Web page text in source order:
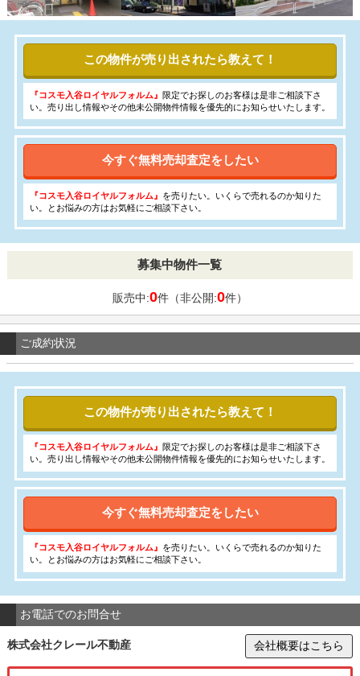
この物件が売り出されたら教えて！
『コスモ入谷ロイヤルフォルム』 限定でお探しのお客様は是非ご相談下さ
い。売り出し情報やその他未公開物件情報を優先的にお知らせいたします。
今すぐ無料売却査定をしたい
『コスモ入谷ロイヤルフォルム』 を売りたい。いくらで売れるのか知りた
い。とお悩みの方はお気軽にご相談下さい。
募集中物件一覧
販売中:0件（非公開:0件）
ご成約状況
この物件が売り出されたら教えて！
『コスモ入谷ロイヤルフォルム』 限定でお探しのお客様は是非ご相談下さ
い。売り出し情報やその他未公開物件情報を優先的にお知らせいたします。
今すぐ無料売却査定をしたい
『コスモ入谷ロイヤルフォルム』 を売りたい。いくらで売れるのか知りた
い。とお悩みの方はお気軽にご相談下さい。
お電話でのお問合せ
株式会社クレール不動産 会社概要はこちら